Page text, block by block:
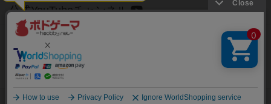
公式YouTubeチャンネル